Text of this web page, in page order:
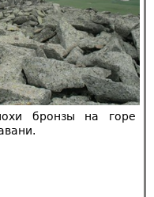
бронзы на горе